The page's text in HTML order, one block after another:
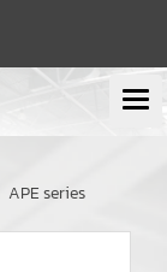
APE series